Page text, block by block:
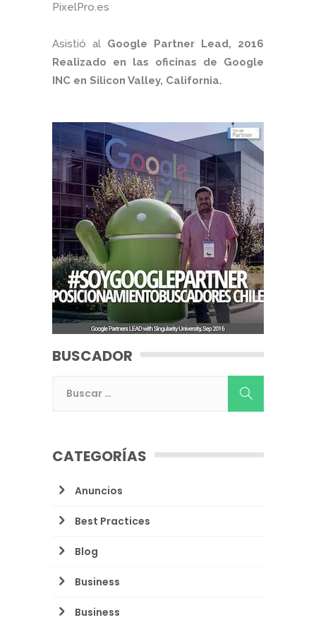
PixelPro.es
Asistió al Google Partner Lead, 2016
Realizado en las oficinas de Google
INC en Silicon Valley, California.
BUSCADOR
CATEGORÍAS
Anuncios
Best Practices
Blog
Business
Business